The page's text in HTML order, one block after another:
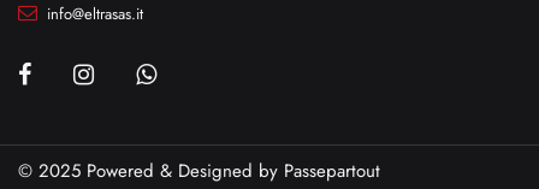
info@eltrasas.it
© 2025 Powered & Designed by Passepartout